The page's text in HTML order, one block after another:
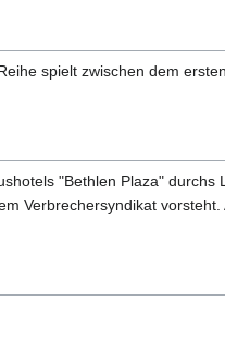
spielt zwischen dem
"Bethlen Plaza"
Verbrechersyndikat